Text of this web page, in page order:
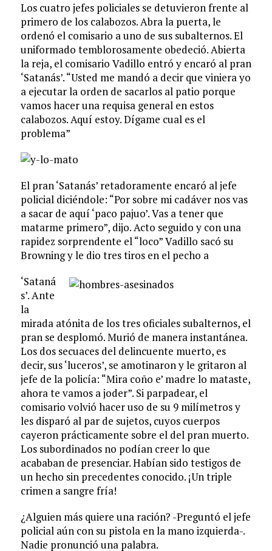
Los cuatro jefes policiales se detuvieron frente al
primero de los calabozos. Abra la puerta, le
ordenó el comisario a uno de sus subalternos. El
uniformado temblorosamente obedeció. Abierta
la reja, el comisario Vadillo entró y encaró al pran
‘Satanás’. “Usted me mandó a decir que viniera yo
a ejecutar la orden de sacarlos al patio porque
vamos hacer una requisa general en estos
calabozos. Aquí estoy. Dígame cual es el
problema”
El pran ‘Satanás’ retadoramente encaró al jefe
policial diciéndole: “Por sobre mi cadáver nos vas
a sacar de aquí ‘paco pajuo’. Vas a tener que
matarme primero”, dijo. Acto seguido y con una
rapidez sorprendente el “loco” Vadillo sacó su
Browning y le dio tres tiros en el pecho a
‘Sataná
s’. Ante
la
mirada atónita de los tres oficiales subalternos, el
pran se desplomó. Murió de manera instantánea.
Los dos secuaces del delincuente muerto, es
decir, sus ‘luceros’, se amotinaron y le gritaron al
jefe de la policía: “Mira coño e’ madre lo mataste,
ahora te vamos a joder”. Si parpadear, el
comisario volvió hacer uso de su 9 milímetros y
les disparó al par de sujetos, cuyos cuerpos
cayeron prácticamente sobre el del pran muerto.
Los subordinados no podían creer lo que
acababan de presenciar. Habían sido testigos de
un hecho sin precedentes conocido. ¡Un triple
crimen a sangre fría!
¿Alguien más quiere una ración? -Preguntó el jefe
policial aún con su pistola en la mano izquierda-.
Nadie pronunció una palabra.